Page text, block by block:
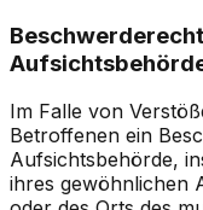
Im Falle von
Betroffenen ein
Aufsichtsbehörde,
ihres gewöhnlichen